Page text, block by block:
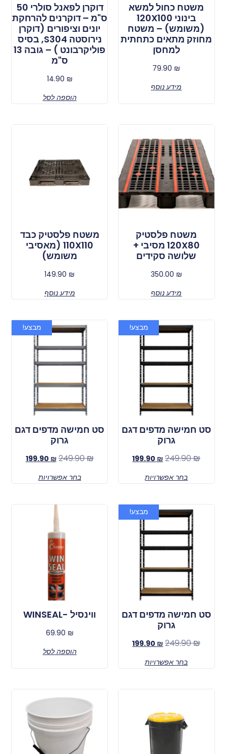
משטח כחול למשא
בינוני 120X100
(משומש) – משטח
מחוזק מתאים כתחתית
למחסן
79.90 ₪
מידע נוסף
דוקרן לפאנל סולרי 50
ס"מ – דוקרנים להרחקת
יונים וציפורים (דוקרן
נירוסטה S304, בסיס
פוליקרבונט ) – גובה 13
ס"מ
14.90 ₪
הוספה לסל
משטח פלסטיק
120X80 מסיבי +
שלושה סקידים
350.00 ₪
מידע נוסף
משטח פלסטיק כבד
110X110 (מאסיבי
משומש)
149.90 ₪
מידע נוסף
מבצע!
סט חמישה מדפים דגם
גרוק
249.90₪
199.90 ₪
בחר אפשרויות
מבצע!
סט חמישה מדפים דגם
גרוק
249.90₪
199.90 ₪
בחר אפשרויות
מבצע!
סט חמישה מדפים דגם
גרוק
249.90₪
199.90 ₪
בחר אפשרויות
ווינסיל -WINSEAL
69.90 ₪
הוספה לסל